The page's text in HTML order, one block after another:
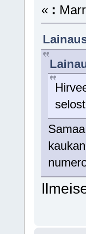
« :